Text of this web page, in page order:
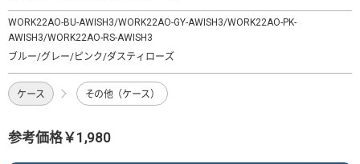
WORK22AO-BU-AWISH3/WORK22AO-GY-AWISH3/WORK22AO-PK-
AWISH3/WORK22AO-RS-AWISH3
ブルー/グレー/ピンク/ダスティローズ
ケース その他（ケース）
参考価格￥1,980